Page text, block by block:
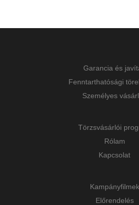
Garancia és
Fenntarthatósági
Személyes
Törzsvásárlói
Rólam
Kapcsolat
Kampányfilmek
Előrendelés